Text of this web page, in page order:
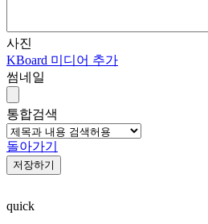
사진
KBoard 미디어 추가
썸네일
통합검색
돌아가기
저장하기
quick